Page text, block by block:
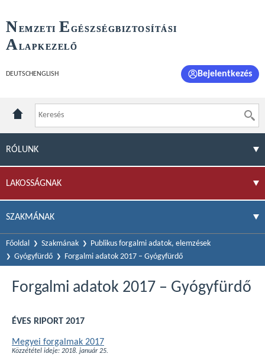
NEMZETI E GÉSZSÉGBIZTOSÍTÁSI
ALAPKEZELŐ
DEUTSCH ENGLISH Bejelentkezés
RÓLUNK
LAKOSSÁGNAK
SZAKMÁNAK
Főoldal Szakmának
Publikus forgalmi adatok, elemzések
Gyógyfürdő
Forgalmi adatok 2017 – Gyógyfürdő
Forgalmi adatok 2017 – Gyógyfürdő
ÉVES RIPORT 2017
Megyei forgalmak 2017
Közzététel ideje: 2018. január 25.